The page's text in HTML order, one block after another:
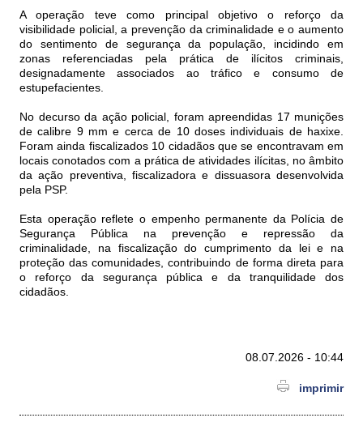
A operação teve como principal objetivo o reforço da
visibilidade policial, a prevenção da criminalidade e o aumento
do sentimento de segurança da população, incidindo em
zonas referenciadas pela prática de ilícitos criminais,
designadamente associados ao tráfico e consumo de
estupefacientes.
No decurso da ação policial, foram apreendidas 17 munições
de calibre 9 mm e cerca de 10 doses individuais de haxixe.
Foram ainda fiscalizados 10 cidadãos que se encontravam em
locais conotados com a prática de atividades ilícitas, no âmbito
da ação preventiva, fiscalizadora e dissuasora desenvolvida
pela PSP.
Esta operação reflete o empenho permanente da Polícia de
Segurança Pública na prevenção e repressão da
criminalidade, na fiscalização do cumprimento da lei e na
proteção das comunidades, contribuindo de forma direta para
o reforço da segurança pública e da tranquilidade dos
cidadãos.
08.07.2026 - 10:44
imprimir